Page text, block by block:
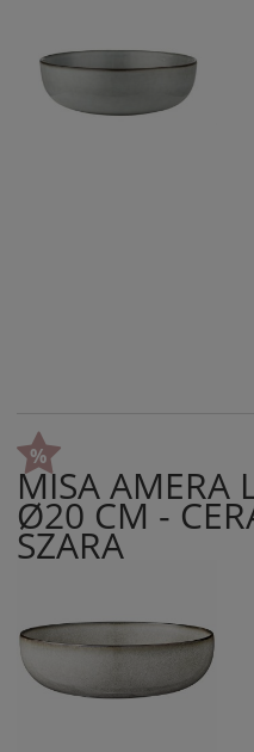
MISA AMERA
Ø20 CM -
SZARA